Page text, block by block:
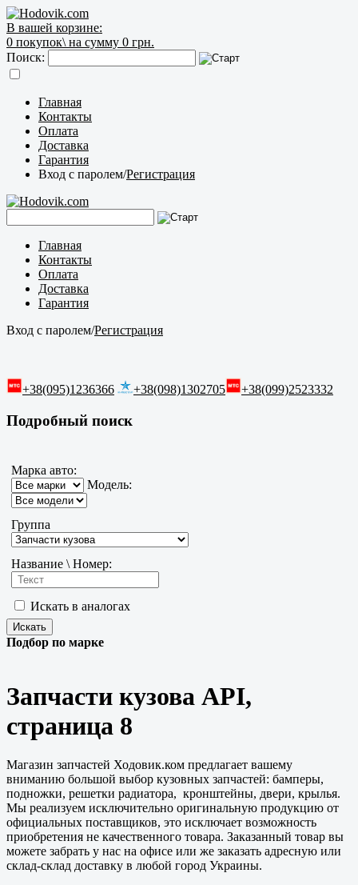
В вашей корзине:
0 покупок\ на сумму 0 грн.
Поиск:
Главная
Контакты
Оплата
Доставка
Гарантия
Вход с паролем/Регистрация
Главная
Контакты
Оплата
Доставка
Гарантия
Вход с паролем/Регистрация
+38(095)1236366 +38(098)1302705 +38(099)2523332
Подробный поиск
Марка авто:
Модель:
Группа
Название \ Номер:
Искать в аналогах
Подбор по марке
Запчасти кузова API,
страница 8
Магазин запчастей Ходовик.ком предлагает вашему
вниманию большой выбор кузовных запчастей: бамперы,
подножки, решетки радиатора, кронштейны, двери, крылья.
Мы реализуем исключительно оригинальную продукцию от
официальных поставщиков, это исключает возможность
приобретения не качественного товара. Заказанный товар вы
можете забрать у нас на офисе или же заказать адресную или
склад-склад доставку в любой город Украины.